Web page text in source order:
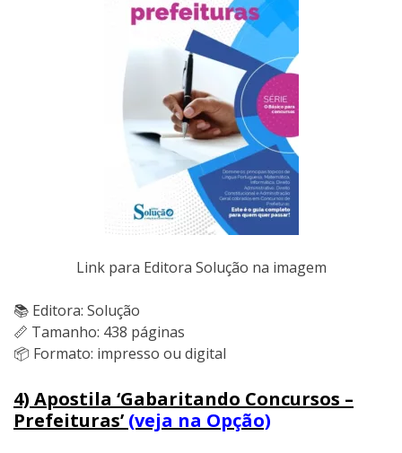
Link para Editora Solução na imagem
📚 Editora: Solução
📏 Tamanho: 438 páginas
📦 Formato: impresso ou digital
4) Apostila ‘Gabaritando Concursos –
Prefeituras’ (veja na Opção)